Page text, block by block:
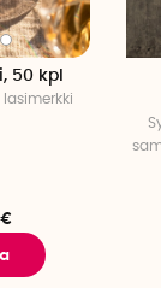
50 kpl
lasimerkki